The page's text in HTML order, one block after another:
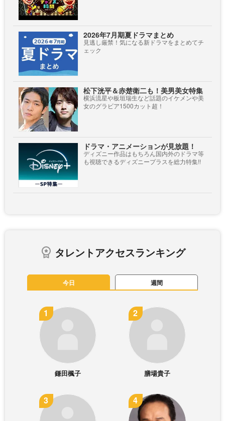
2026年7月期夏ドラマまとめ
見逃し厳禁！気になる新ドラマをまとめてチ
ェック
松下洸平＆赤楚衛二も！美男美女特集
横浜流星や板垣瑞生など話題のイケメンや美
女のグラビア1500カット超！
ドラマ・アニメーションが見放題！
ディズニー作品はもちろん国内外のドラマ等
も視聴できるディズニープラスを総力特集!!
タレントアクセスランキング
今日 週間
鎌田楓子 膳場貴子